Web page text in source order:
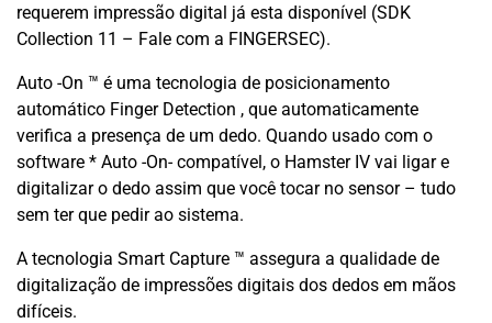
requerem impressão digital já esta disponível (SDK
Collection 11 – Fale com a FINGERSEC).
Auto -On ™ é uma tecnologia de posicionamento
automático Finger Detection , que automaticamente
verifica a presença de um dedo. Quando usado com o
software * Auto -On- compatível, o Hamster IV vai ligar e
digitalizar o dedo assim que você tocar no sensor – tudo
sem ter que pedir ao sistema.
A tecnologia Smart Capture ™ assegura a qualidade de
digitalização de impressões digitais dos dedos em mãos
difíceis.